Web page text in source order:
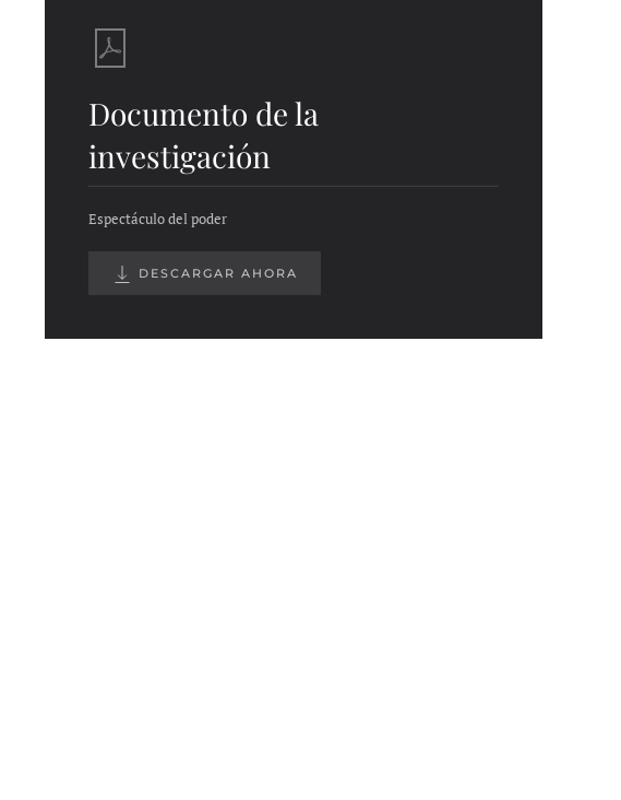
Documento de la
investigación
Espectáculo del poder
DESCARGAR AHORA